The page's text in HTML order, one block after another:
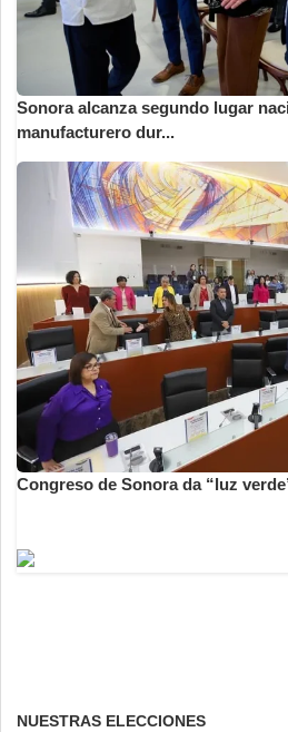
Sonora alcanza segundo lugar
manufacturero dur...
Congreso de Sonora da “luz
NUESTRAS ELECCIONES